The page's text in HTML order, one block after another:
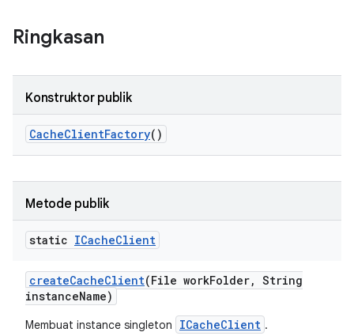
Ringkasan
Konstruktor publik
CacheClientFactory()
Metode publik
static ICacheClient
createCacheClient(File workFolder, String
instanceName)
Membuat instance singleton ICacheClient .